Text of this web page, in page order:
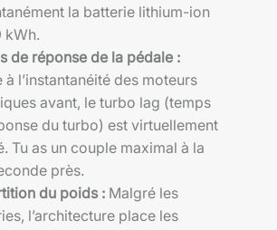
la batterie lithium-ion
kWh.
de réponse de la pédale :
à l’instantanéité des moteurs
avant, le turbo lag (temps
du turbo) est virtuellement
Tu as un couple maximal à la
près.
du poids : Malgré les
l’architecture place les